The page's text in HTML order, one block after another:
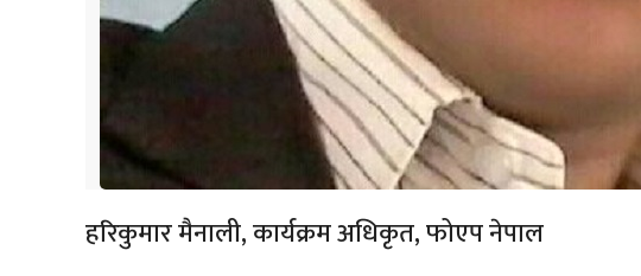
हरिकुमार मैनाली, कार्यक्रम अधिकृत, फोएप नेपाल